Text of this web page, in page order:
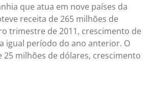
que atua em nove países da
receita de 265 milhões de
trimestre de 2011, crescimento de
igual período do ano anterior. O
milhões de dólares, crescimento